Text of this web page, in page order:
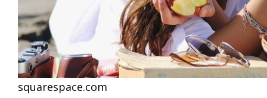
squarespace.com